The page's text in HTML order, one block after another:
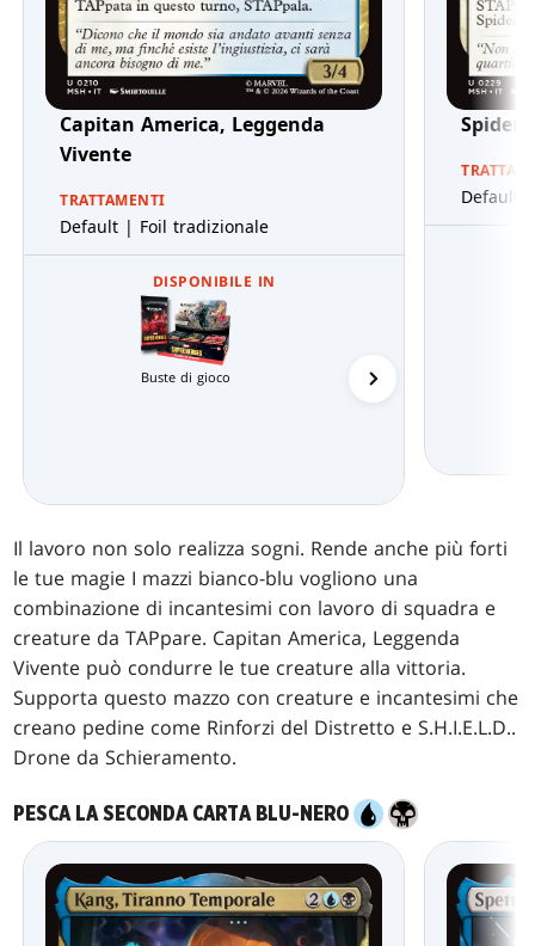
Capitan America, Leggenda
Vivente
TRATTAMENTI
Default | Foil tradizionale
DISPONIBILE IN
Buste di gioco
Spider-
Default
Il lavoro non solo realizza sogni. Rende anche più forti
le tue magie I mazzi bianco-blu vogliono una
combinazione di incantesimi con lavoro di squadra e
creature da TAPpare. Capitan America, Leggenda
Vivente può condurre le tue creature alla vittoria.
Supporta questo mazzo con creature e incantesimi che
creano pedine come Rinforzi del Distretto e S.H.I.E.L.D..
Drone da Schieramento.
PESCA LA SECONDA CARTA BLU-NERO